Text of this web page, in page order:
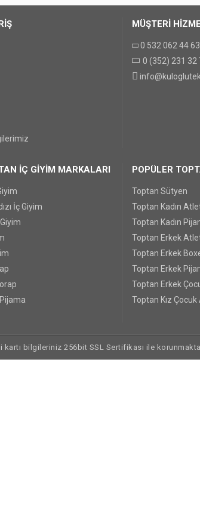
GÖNDER
MÜŞTERİ
0 532 062 44 63
0 (352) 231 32
İÇ GİYİM MARKALARI
İç Giyim
POPÜLER
Toptan Sütyen
Toptan Kadın
Toptan Kadın
Toptan Erkek
Toptan Erkek
Toptan Erkek
Toptan Erkek
Toptan Kız
bilgileriniz 256bit SSL Sertifikası ile